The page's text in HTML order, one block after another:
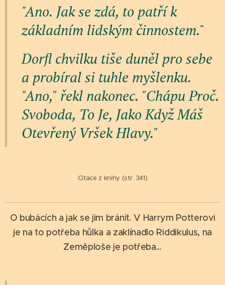
"Ano. Jak se zdá, to patří k
základním lidským činnostem."
Dorfl chvilku tiše duněl pro sebe
a probíral si tuhle myšlenku.
"Ano," řekl nakonec. "Chápu Proč.
Svoboda, To Je, Jako Když Máš
Otevřený Vršek Hlavy."
Citace z knihy (str. 341)
O bubácích a jak se jim bránit. V Harrym Potterovi
je na to potřeba hůlka a zaklínadlo Riddikulus, na
Zeměploše je potřeba...